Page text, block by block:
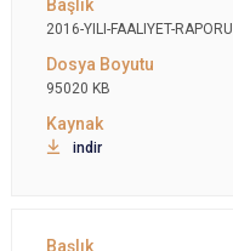
2016-YILI-FAALIYET-RAPORU
95020 KB
indir